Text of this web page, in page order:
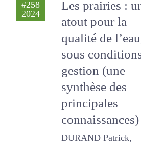
#258
Les prairies : un
atout pour la
qualité de l’eau,
sous
gestion (une
synthèse des
principales
connaissances)